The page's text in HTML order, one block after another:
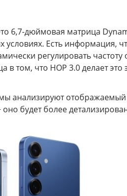
6,7-дюймовая матрица
Есть информация,
регулировать
что HOP 3.0 делает
отображаемый
будет более